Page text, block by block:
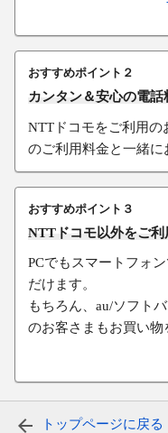
おすすめポイント２
カンタン＆安心の電
NTTドコモをご利用の
のご利用料金と一緒に
おすすめポイント３
NTTドコモ以外をご利
PCでもスマートフォ
だけます。
もちろん、au/ソフト
のお客さまもお買い物
トップページに戻る